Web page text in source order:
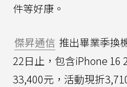
件等好康。
傑昇通信 推出畢業季換
22日止，包含iPhone 16
33,400元，活動現折